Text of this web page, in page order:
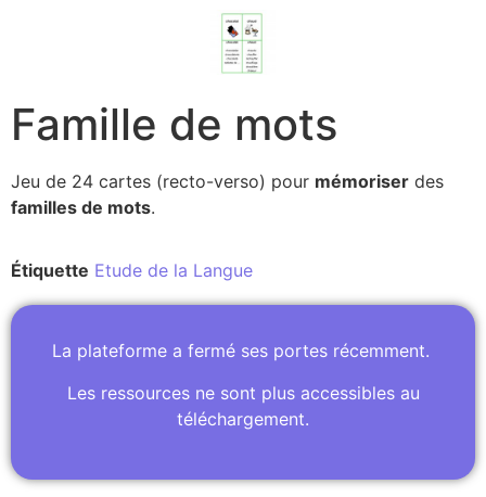
Famille de mots
Jeu de 24 cartes (recto-verso) pour mémoriser des
familles de mots.
Étiquette Etude de la Langue
La plateforme a fermé ses portes récemment.
Les ressources ne sont plus accessibles au
téléchargement.